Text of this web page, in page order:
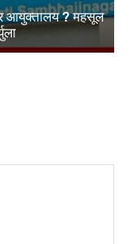
आयुक्तालय ? महसूल